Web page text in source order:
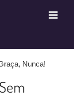
Nunca!